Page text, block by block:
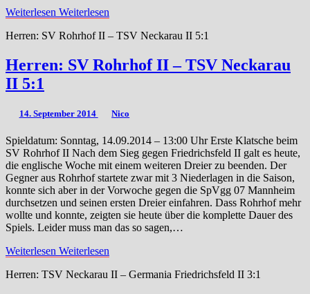
Weiterlesen Weiterlesen
Herren: SV Rohrhof II – TSV Neckarau II 5:1
Herren: SV Rohrhof II – TSV Neckarau
II 5:1
14. September 2014 Nico
Spieldatum: Sonntag, 14.09.2014 – 13:00 Uhr Erste Klatsche beim
SV Rohrhof II Nach dem Sieg gegen Friedrichsfeld II galt es heute,
die englische Woche mit einem weiteren Dreier zu beenden. Der
Gegner aus Rohrhof startete zwar mit 3 Niederlagen in die Saison,
konnte sich aber in der Vorwoche gegen die SpVgg 07 Mannheim
durchsetzen und seinen ersten Dreier einfahren. Dass Rohrhof mehr
wollte und konnte, zeigten sie heute über die komplette Dauer des
Spiels. Leider muss man das so sagen,…
Weiterlesen Weiterlesen
Herren: TSV Neckarau II – Germania Friedrichsfeld II 3:1